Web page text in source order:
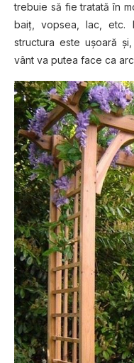
trebuie să fie tratată în
baiţ, vopsea, lac, etc.
structura este uşoară
vânt va putea face ca